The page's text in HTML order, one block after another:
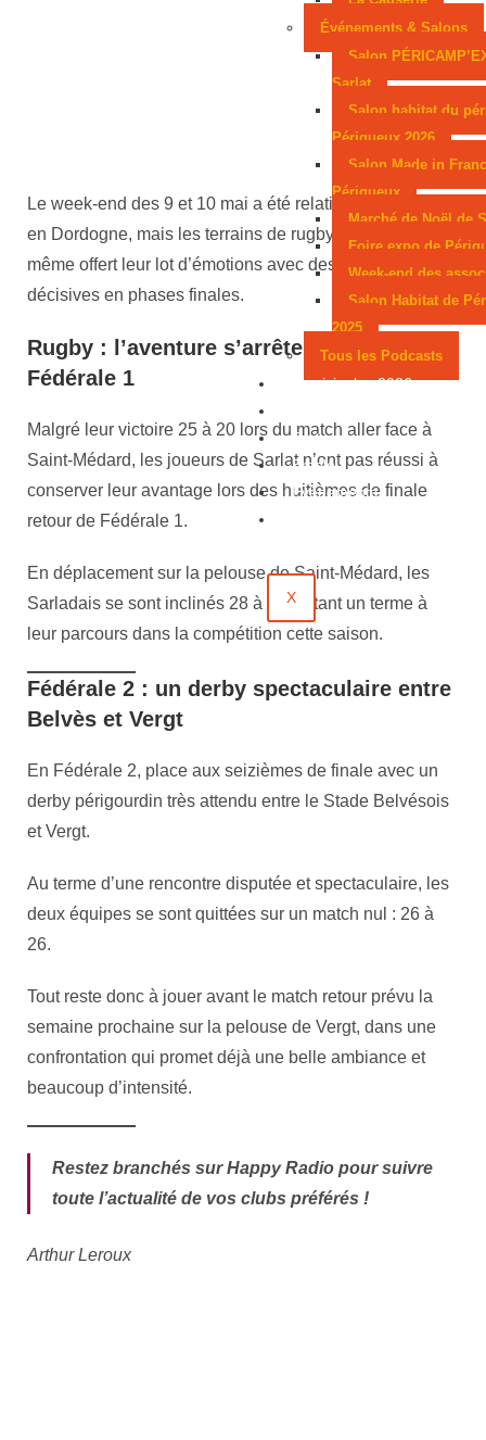
Événements & Salons
Salon
Sarlat
Salon habitat du
Périgueux 2026
Salon Made in
Périgueux
Marché de Noël de
Foire expo de
Week-end des
Salon Habitat de
2025
Tous les Podcasts
Municipales 2026
Partenaires
Emploi
Évènements
X
Le week-end des 9 et 10 mai a été relativement calme
en Dordogne, mais les terrains de rugby ont tout de
même offert leur lot d’émotions avec des rencontres
décisives en phases finales.
Rugby : l’aventure s’arrête pour Sarlat en
Fédérale 1
Malgré leur victoire 25 à 20 lors du match aller face à
Saint-Médard, les joueurs de Sarlat n’ont pas réussi à
conserver leur avantage lors des huitièmes de finale
retour de Fédérale 1.
En déplacement sur la pelouse de Saint-Médard, les
Sarladais se sont inclinés 28 à 8, mettant un terme à
leur parcours dans la compétition cette saison.
Fédérale 2 : un derby spectaculaire entre
Belvès et Vergt
En Fédérale 2, place aux seizièmes de finale avec un
derby périgourdin très attendu entre le Stade Belvésois
et Vergt.
Au terme d’une rencontre disputée et spectaculaire, les
deux équipes se sont quittées sur un match nul : 26 à
26.
Tout reste donc à jouer avant le match retour prévu la
semaine prochaine sur la pelouse de Vergt, dans une
confrontation qui promet déjà une belle ambiance et
beaucoup d’intensité.
Restez branchés sur Happy Radio pour suivre
toute l’actualité de vos clubs préférés !
Arthur Leroux